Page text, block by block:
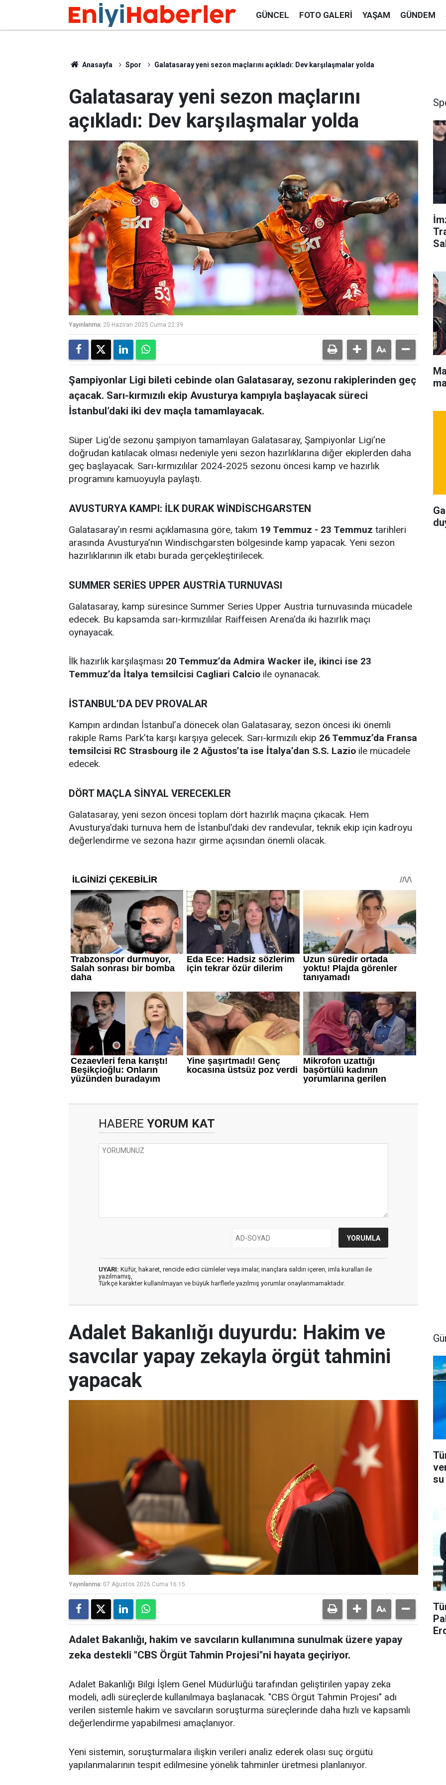
GÜNCEL FOTO GALERI YAŞAM GÜNDEM
Anasayfa Spor Galatasaray yeni sezon maçlarını açıkladı: Dev karşılaşmalar yolda
Galatasaray yeni sezon maçlarını
açıkladı: Dev karşılaşmalar yolda
Yayınlanma: 20 Haziran 2025 Cuma 22:39
Şampiyonlar Ligi bileti cebinde olan Galatasaray, sezonu rakiplerinden geç
açacak. Sarı-kırmızılı ekip Avusturya kampıyla başlayacak süreci
İstanbul’daki iki dev maçla tamamlayacak.
Süper Lig'de sezonu şampiyon tamamlayan Galatasaray, Şampiyonlar Ligi’ne
doğrudan katılacak olması nedeniyle yeni sezon hazırlıklarına diğer ekiplerden daha
geç başlayacak. Sarı-kırmızılılar 2024-2025 sezonu öncesi kamp ve hazırlık
programını kamuoyuyla paylaştı.
AVUSTURYA KAMPI: İLK DURAK WİNDİSCHGARSTEN
Galatasaray’ın resmi açıklamasına göre, takım 19 Temmuz - 23 Temmuz tarihleri
arasında Avusturya’nın Windischgarsten bölgesinde kamp yapacak. Yeni sezon
hazırlıklarının ilk etabı burada gerçekleştirilecek.
SUMMER SERİES UPPER AUSTRİA TURNUVASI
Galatasaray, kamp süresince Summer Series Upper Austria turnuvasında mücadele
edecek. Bu kapsamda sarı-kırmızılılar Raiffeisen Arena’da iki hazırlık maçı
oynayacak.
İlk hazırlık karşılaşması 20 Temmuz’da Admira Wacker ile, ikinci ise 23
Temmuz’da İtalya temsilcisi Cagliari Calcio ile oynanacak.
İSTANBUL’DA DEV PROVALAR
Kampın ardından İstanbul’a dönecek olan Galatasaray, sezon öncesi iki önemli
rakiple Rams Park’ta karşı karşıya gelecek. Sarı-kırmızılı ekip 26 Temmuz’da Fransa
temsilcisi RC Strasbourg ile 2 Ağustos’ta ise İtalya’dan S.S. Lazio ile mücadele
edecek.
DÖRT MAÇLA SİNYAL VERECEKLER
Galatasaray, yeni sezon öncesi toplam dört hazırlık maçına çıkacak. Hem
Avusturya’daki turnuva hem de İstanbul’daki dev randevular, teknik ekip için kadroyu
değerlendirme ve sezona hazır girme açısından önemli olacak.
HABERE YORUM KAT
UYARI: Küfür, hakaret, rencide edici cümleler veya imalar, inançlara saldırı içeren, imla kuralları ile
yazılmamış,
Türkçe karakter kullanılmayan ve büyük harflerle yazılmış yorumlar onaylanmamaktadır.
Adalet Bakanlığı duyurdu: Hakim ve
savcılar yapay zekayla örgüt tahmini
yapacak
Yayınlanma: 07 Ağustos 2026 Cuma 16:15
Adalet Bakanlığı, hakim ve savcıların kullanımına sunulmak üzere yapay
zeka destekli "CBS Örgüt Tahmin Projesi"ni hayata geçiriyor.
Adalet Bakanlığı Bilgi İşlem Genel Müdürlüğü tarafından geliştirilen yapay zeka
modeli, adli süreçlerde kullanılmaya başlanacak. "CBS Örgüt Tahmin Projesi" adı
verilen sistemle hakim ve savcıların soruşturma süreçlerinde daha hızlı ve kapsamlı
değerlendirme yapabilmesi amaçlanıyor.
Yeni sistemin, soruşturmalara ilişkin verileri analiz ederek olası suç örgütü
yapılanmalarının tespit edilmesine yönelik tahminler üretmesi planlanıyor.